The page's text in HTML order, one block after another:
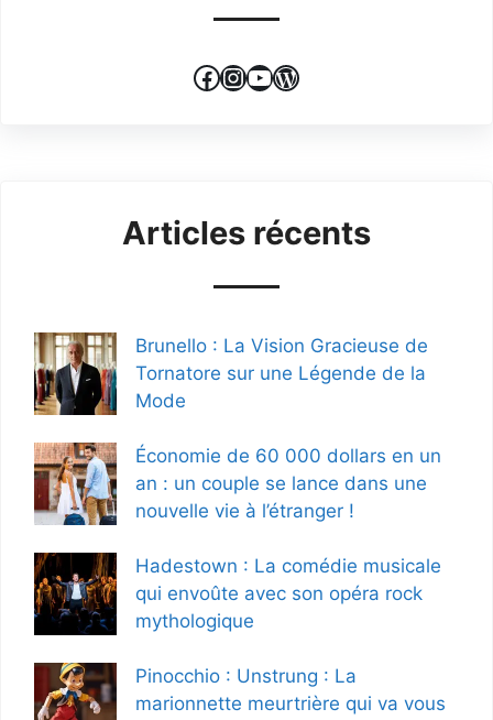
Facebook
Instagram
YouTube
WordPress
Articles récents
Brunello : La Vision Gracieuse de
Tornatore sur une Légende de la
Mode
Économie de 60 000 dollars en un
an : un couple se lance dans une
nouvelle vie à l’étranger !
Hadestown : La comédie musicale
qui envoûte avec son opéra rock
mythologique
Pinocchio : Unstrung : La
marionnette meurtrière qui va vous